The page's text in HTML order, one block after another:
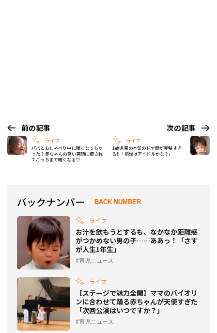
前の記事
ライフ
パパとおしゃべり中に眠くなっちゃ
った⁉ 赤ちゃんの尊い笑顔に癒され
てこっちまで眠くなる♡
次の記事
ライフ
1歳児童の本気のドヤ顔が完璧すぎ
る‼「前世はアイドルかな？」
バックナンバー BACK NUMBER
ライフ
お汁を飲もうとするも、なかなか距離感
がつかめない男の子……ああっ！「さす
が人生1年生」
育児ニュース
ライフ
【ステージで魅力全開】ママのバイオリ
ンに合わせて踊る赤ちゃんが天使すぎた
「次回公演はいつですか？」
育児ニュース